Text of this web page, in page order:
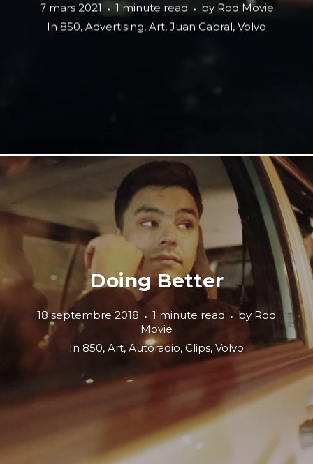
7 mars 2021 1 minute read by Rod Movie
In 850, Advertising, Art, Juan Cabral, Volvo
Doing Better
18 septembre 2018 1 minute read by Rod
Movie
In 850, Art, Autoradio, Clips, Volvo